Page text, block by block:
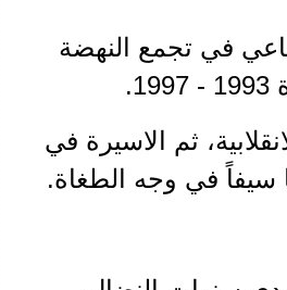
في تجمع النهضة
ثم الاسيرة في
سيفاً في وجه الطغاة.